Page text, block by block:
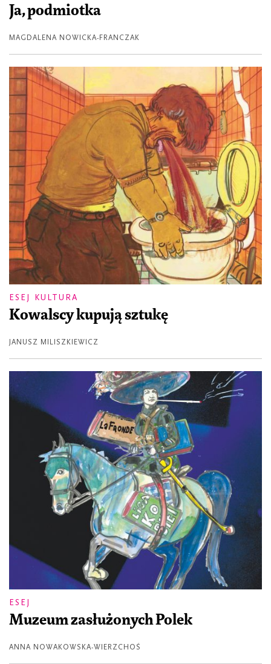
Ja, podmiotka
MAGDALENA NOWICKA-FRANCZAK
ESEJ KULTURA
Kowalscy kupują sztukę
JANUSZ MILISZKIEWICZ
ESEJ
Muzeum zasłużonych Polek
ANNA NOWAKOWSKA-WIERZCHOŚ